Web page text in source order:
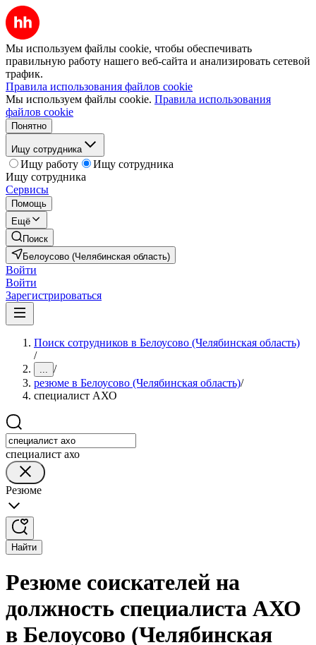
Мы используем файлы cookie, чтобы обеспечивать
правильную работу нашего веб-сайта и анализировать сетевой
трафик.
Правила использования файлов cookie
Мы используем файлы cookie. Правила использования
файлов cookie
Понятно
Ищу сотрудника
Ищу работу
Ищу сотрудника
Ищу сотрудника
Сервисы
Помощь
Ещё
Поиск
Белоусово (Челябинская область)
Войти
Войти
Зарегистрироваться
Поиск сотрудников в Белоусово (Челябинская область)
/
... /
резюме в Белоусово (Челябинская область)/
специалист АХО
специалист ахо
Резюме
Найти
Резюме соискателей на
должность специалиста АХО
в Белоусово (Челябинская